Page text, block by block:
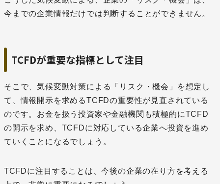
今までの企業情報だけでは判断することができません。
TCFDが重要な指標として注目
そこで、気候変動対策による「リスク・機会」を想定し
て、情報開示を求めるTCFDの重要性が見直されている
のです。お金を扱う投資家や金融機関も積極的にTCFD
の開示を求め、TCFDに対応している企業へ投資を進め
ていくことになるでしょう。
TCFDに注目することは、今後の企業の在り方を考える